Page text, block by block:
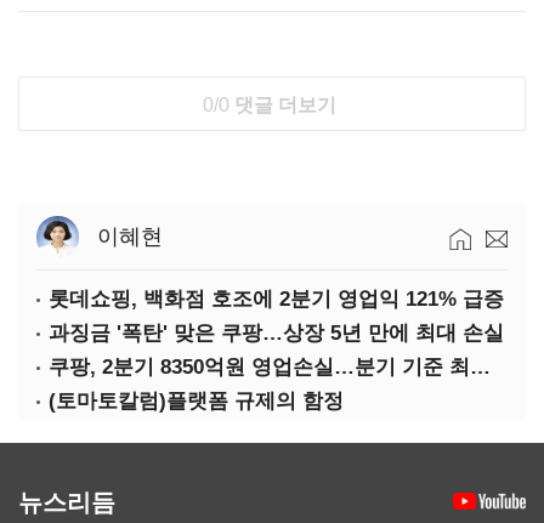
0/0 댓글 더보기
이혜현
롯데쇼핑, 백화점 호조에 2분기 영업익 121% 급증
과징금 '폭탄' 맞은 쿠팡…상장 5년 만에 최대 손실
쿠팡, 2분기 8350억원 영업손실…분기 기준 최대 적자
(토마토칼럼)플랫폼 규제의 함정
뉴스리듬